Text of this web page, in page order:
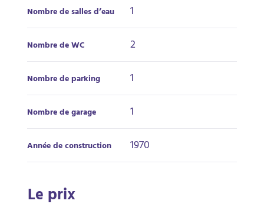
Nombre de salles d’eau 1
Nombre de WC 2
Nombre de parking 1
Nombre de garage 1
Année de construction 1970
Le prix